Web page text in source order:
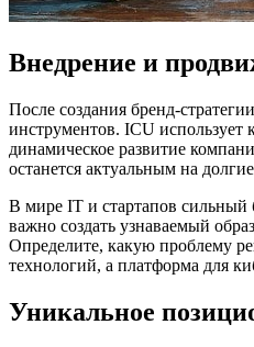
Внедрение и
После создания бренд-
инструментов. ICU использует
динамическое развитие
останется актуальным на
В мире IT и стартапов сильный
важно создать узнаваемый
Определите, какую проблему
технологий, а платформа для
Уникальное